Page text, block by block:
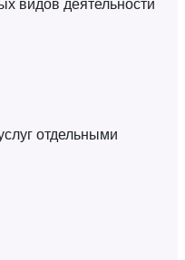
видов деятельности
отдельными